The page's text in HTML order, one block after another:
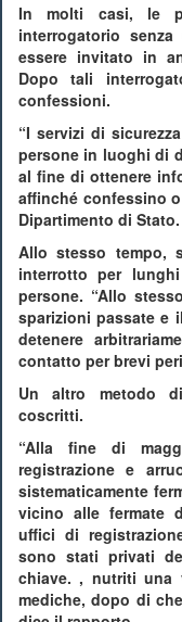
In molti casi, le
interrogatorio
essere invitato in
Dopo tali
confessioni.
“I servizi di
persone in luoghi di
al fine di ottenere
affinché confessino
Dipartimento di Stato.
Allo stesso tempo,
interrotto per
persone. “Allo
sparizioni passate e
detenere
contatto per brevi
Un altro metodo
coscritti.
“Alla fine di
registrazione e
sistematicamente
vicino alle fermate
uffici di
sono stati privati
chiave. , nutriti
mediche, dopo di